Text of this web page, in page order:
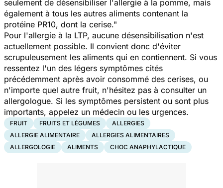
seulement de désensibiliser l'allergie à la pomme, mais
également à tous les autres aliments contenant la
protéine PR10, dont la cerise."
Pour l'allergie à la LTP, aucune désensibilisation n'est
actuellement possible. Il convient donc d'éviter
scrupuleusement les aliments qui en contiennent. Si vous
ressentez l'un des légers symptômes cités
précédemment après avoir consommé des cerises, ou
n'importe quel autre fruit, n'hésitez pas à consulter un
allergologue. Si les symptômes persistent ou sont plus
importants, appelez un médecin ou les urgences.
FRUIT FRUITS ET LÉGUMES
ALLERGIES
ALLERGIE ALIMENTAIRE
ALLERGIES ALIMENTAIRES
ALLERGOLOGIE
ALIMENTS CHOC ANAPHYLACTIQUE